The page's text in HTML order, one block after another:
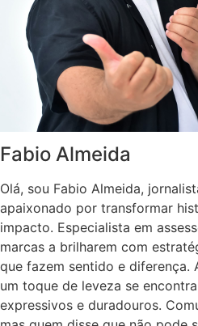
Fabio Almeida
Olá, sou Fabio Almeida,
apaixonado por transformar
impacto. Especialista em
marcas a brilharem com
que fazem sentido e diferença.
um toque de leveza se
expressivos e duradouros.